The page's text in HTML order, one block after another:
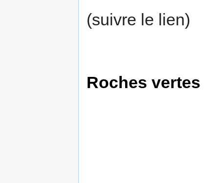
(suivre le lien)
Roches vertes